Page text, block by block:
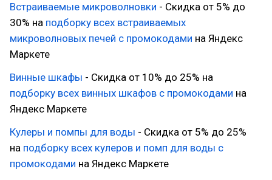
Встраиваемые микроволновки - Скидка от 5% до
30% на подборку всех встраиваемых
микроволновых печей с промокодами на Яндекс
Маркете
Винные шкафы - Скидка от 10% до 25% на
подборку всех винных шкафов с промокодами на
Яндекс Маркете
Кулеры и помпы для воды - Скидка от 5% до 25%
на подборку всех кулеров и помп для воды с
промокодами на Яндекс Маркете